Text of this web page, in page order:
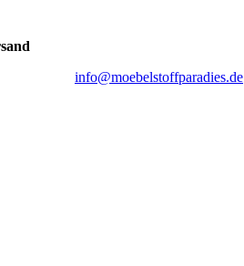
info@moebelstoffparadies.de